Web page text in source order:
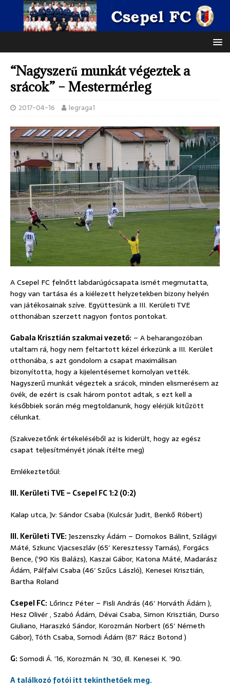
“Nagyszerű munkát végeztek a
srácok” – Mestermérleg
2017-04-16 legraga1
A Csepel FC felnőtt labdarúgócsapata ismét megmutatta,
hogy van tartása és a kiélezett helyzetekben bizony helyén
van játékosainak szíve. Együttesünk a III. Kerületi TVE
otthonában szerzett nagyon fontos pontokat.
Gabala Krisztián szakmai vezető: – A beharangozóban
utaltam rá, hogy nem feltartott kézel érkezünk a III. Kerület
otthonába, s azt gondolom a csapat maximálisan
bizonyította, hogy a kijelentésemet komolyan vették.
Nagyszerű munkát végeztek a srácok, minden elismerésem az
övék, de ezért is csak három pontot adtak, s ezt kell a
későbbiek során még megtoldanunk, hogy elérjük kitűzött
célunkat.
(Szakvezetőnk értékeléséből az is kiderült, hogy az egész
csapat teljesítményét jónak ítélte meg)
Emlékeztetőül:
III. Kerületi TVE – Csepel FC 1:2 (0:2)
Kalap utca, Jv: Sándor Csaba (Kulcsár Judit, Benkő Róbert)
III. Kerületi TVE:Jeszenszky Ádám – Domokos Bálint, Szilágyi
Máté, Szkunc Vjacseszláv (65′ Keresztessy Tamás), Forgács
Bence, (’90 Kis Balázs), Kaszai Gábor, Katona Máté, Madarász
Ádám, Pálfalvi Csaba (46′ Szűcs László), Kenesei Krisztián,
Bartha Roland
Csepel FC: Lőrincz Péter­ – Fisli András (46′ Horváth Ádám ),
Hesz Olivér , Szabó Ádám, Dévai Csaba, Simon Krisztián, Durso
Giuliano, Haraszkó Sándor, Korozmán Norbert (65′ Németh
Gábor), Tóth Csaba, Somodi Ádám (87′ Rácz Botond )
G:Somodi Á. ’16, Korozmán N. ’30, ill. Kenesei K. ’90.
A találkozó fotói itt tekinthetőek meg.